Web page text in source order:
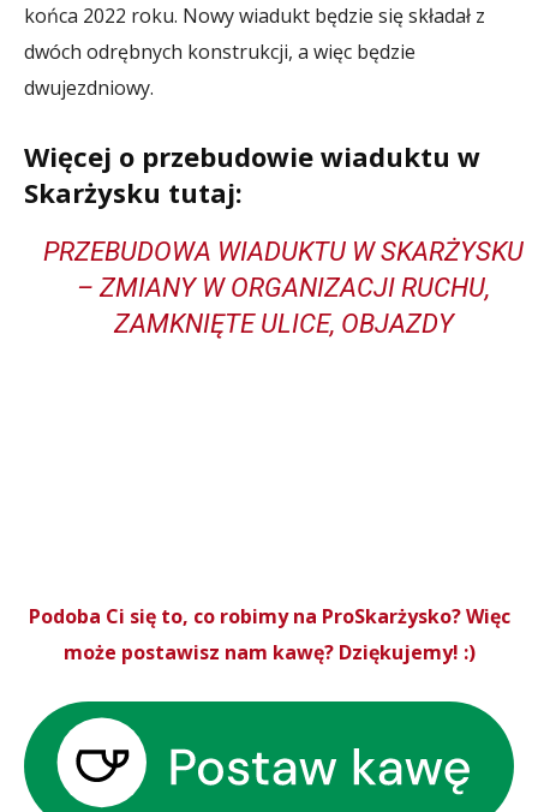
końca 2022 roku. Nowy wiadukt będzie się składał z
dwóch odrębnych konstrukcji, a więc będzie
dwujezdniowy.
Więcej o przebudowie wiaduktu w
Skarżysku tutaj:
PRZEBUDOWA WIADUKTU W SKARŻYSKU
– ZMIANY W ORGANIZACJI RUCHU,
ZAMKNIĘTE ULICE, OBJAZDY
Podoba Ci się to, co robimy na ProSkarżysko? Więc
może postawisz nam kawę? Dziękujemy! :)